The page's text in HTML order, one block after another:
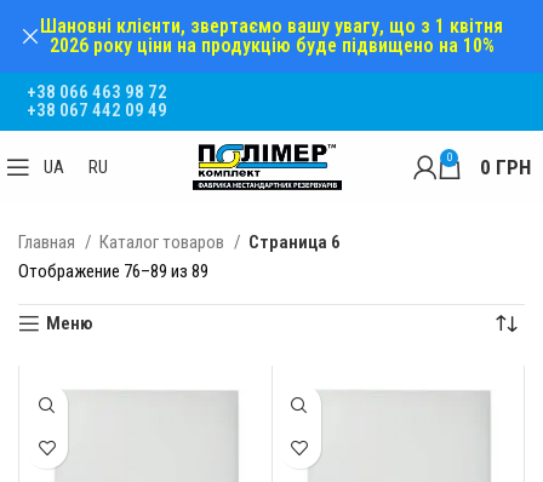
+38 066 463 98 72
+38 067 442 09 49
UA RU 0 0 ГРН
Главная Каталог товаров
Страница 6
Отображение 76–89 из 89
Меню
Шановні клієнти, звертаємо вашу увагу, що з 1 квітня
2026 року ціни на продукцію буде підвищено на 10%